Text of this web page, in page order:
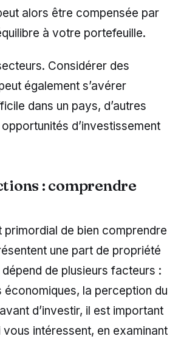
alors être compensée par
à votre portefeuille.
Considérer des
également s’avérer
dans un pays, d’autres
d’investissement
: comprendre
primordial de bien comprendre
une part de propriété
de plusieurs facteurs :
économiques, la perception du
d’investir, il est important
intéressent, en examinant